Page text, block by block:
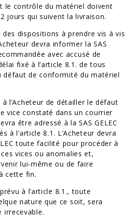
le contrôle du matériel doivent
jours qui suivent la livraison.
des dispositions à prendre vis à vis
devra informer la SAS
avec accusé de
fixé à l’article 8.1. de tous
défaut de conformité du matériel
l’Acheteur de détailler le défaut
vice constaté dans un courrier
être adressé à la SAS GELEC
à l’article 8.1. L’Acheteur devra
toute facilité pour procéder à
vices ou anomalies et,
lui-même ou de faire
cette fin.
à l’article 8.1., toute
nature que ce soit, sera
irrecevable.